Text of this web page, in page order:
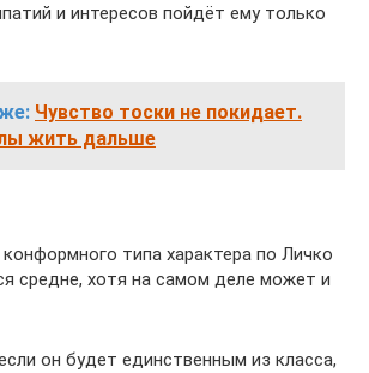
и интересов пойдёт ему только
Чувство тоски не покидает.
жить дальше
типа характера по Личко
средне, хотя на самом деле может и
он будет единственным из класса,